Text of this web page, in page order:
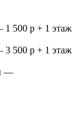
1 500 р + 1 этаж
3 500 р + 1 этаж
—